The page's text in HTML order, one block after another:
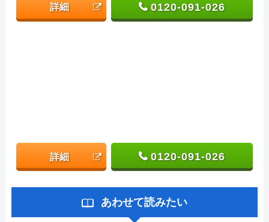
詳細 0120-091-026
詳細 0120-091-026
あわせて読みたい